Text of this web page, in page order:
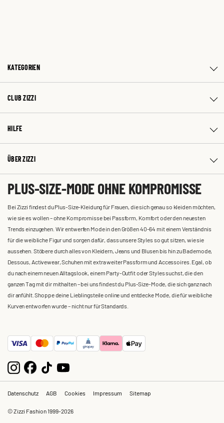
KATEGORIEN
CLUB ZIZZI
HILFE
ÜBER ZIZZI
PLUS-SIZE-MODE OHNE KOMPROMISSE
Bei Zizzi findest du Plus-Size-Kleidung für Frauen, die sich genau so kleiden möchten,
wie sie es wollen – ohne Kompromisse bei Passform, Komfort oder den neuesten
Trends einzugehen. Wir entwerfen Mode in den Größen 40-64 mit einem Verständnis
für die weibliche Figur und sorgen dafür, dass unsere Styles so gut sitzen, wie sie
aussehen. Stöbere durch alles von Kleidern, Jeans und Blusen bis hin zu Bademode,
Dessous, Activewear, Schuhen mit extra weiter Passform und Accessoires. Egal, ob
du nach einem neuen Alltagslook, einem Party-Outfit oder Styles suchst, die den
ganzen Tag mit dir mithalten – bei uns findest du Plus-Size-Mode, die sich ganz nach
dir anfühlt. Shoppe deine Lieblingsteile online und entdecke Mode, die für weibliche
Kurven entworfen wurde – nicht nur für Standards.
Datenschutz AGB Cookies Impressum Sitemap
© Zizzi Fashion 1999-2026